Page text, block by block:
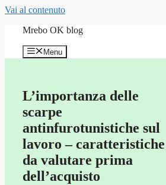
Vai al contenuto
Mrebo OK blog
Menu
L’importanza delle
scarpe
antinfurotunistiche sul
lavoro – caratteristiche
da valutare prima
dell’acquisto